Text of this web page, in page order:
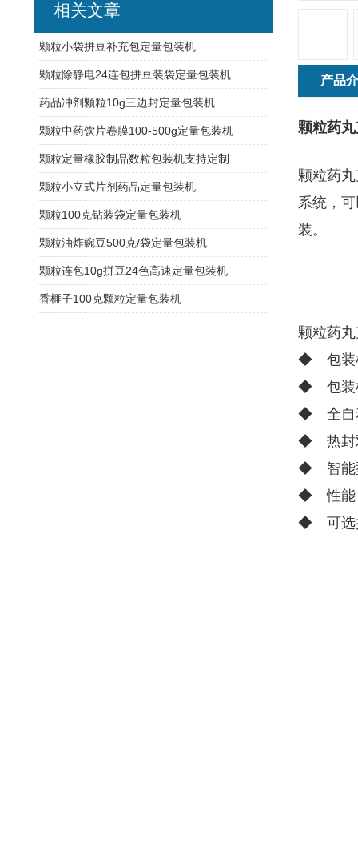
产品
颗粒药
颗粒药
系统，
装。
颗粒药
◆ 包装
◆ 包装
◆ 全自
◆ 热封
◆ 智能
◆ 性能
◆ 可选
相关文章
颗粒小袋拼豆补充包定量包装机
颗粒除静电24连包拼豆装袋定量包装机
药品冲剂颗粒10g三边封定量包装机
颗粒中药饮片卷膜100-500g定量包装机
颗粒定量橡胶制品数粒包装机支持定制
颗粒小立式片剂药品定量包装机
颗粒100克钻装袋定量包装机
颗粒油炸豌豆500克/袋定量包装机
颗粒连包10g拼豆24色高速定量包装机
香榧子100克颗粒定量包装机